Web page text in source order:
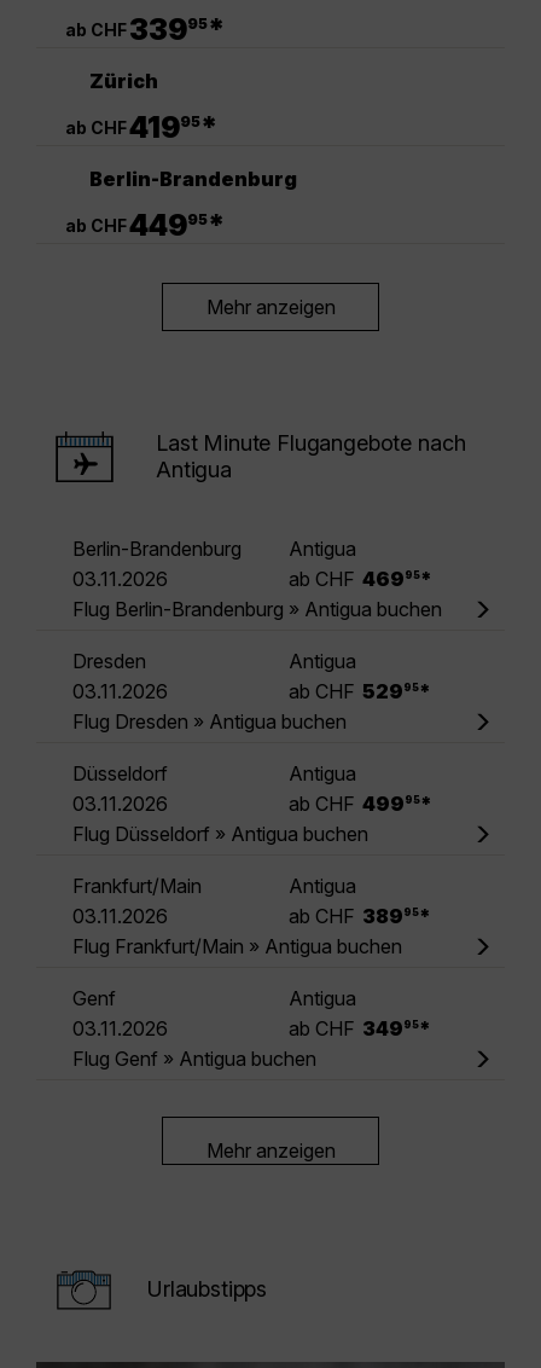
ab CHF33995*
Zürich
ab CHF41995*
Berlin-Brandenburg
ab CHF44995*
Mehr anzeigen
Last Minute Flugangebote nach
Antigua
Berlin-Brandenburg
Antigua
03.11.2026
ab CHF 469 95 *
Flug Berlin-Brandenburg » Antigua buchen
Dresden
Antigua
03.11.2026
ab CHF 529 95 *
Flug Dresden » Antigua buchen
Düsseldorf
Antigua
03.11.2026
ab CHF 499 95 *
Flug Düsseldorf » Antigua buchen
Frankfurt/Main
Antigua
03.11.2026
ab CHF 389 95 *
Flug Frankfurt/Main » Antigua buchen
Genf
Antigua
03.11.2026
ab CHF 349 95 *
Flug Genf » Antigua buchen
Mehr anzeigen
Urlaubstipps